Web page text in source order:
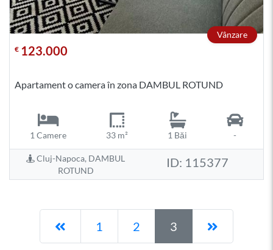
Vânzare
€ 123.000
Apartament o camera în zona DAMBUL ROTUND
1 Camere 33 m² 1 Băi -
Cluj-Napoca, DAMBUL
ROTUND
ID: 115377
Pagina anterioară
1 2 3